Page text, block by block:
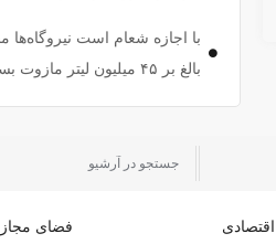
با اجازه شعام است نیروگاه‌ها
بالغ بر ۴۵ میلیون لیتر مازوت بسوزانند
اقتصادی فضای